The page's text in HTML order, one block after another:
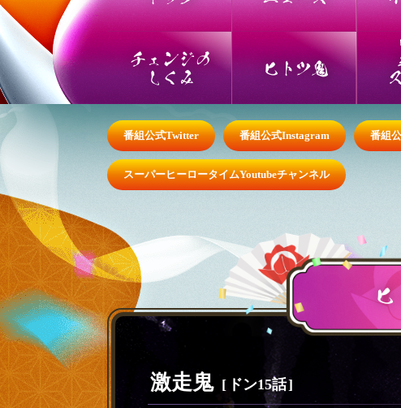
チェンジの
しくみ
ヒトツ鬼
番組公式Twitter 番組公式Instagram 番組
スーパーヒーロータイムYoutubeチャンネル
ヒ
激走鬼 ドン15話